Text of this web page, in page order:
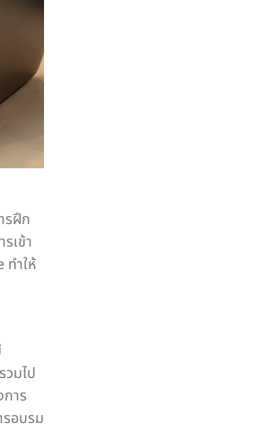
รฝึก
เข้า
ทำให้
มไป
าร
อบรม